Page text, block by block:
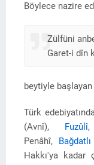
Böylece nazire
Zülfüni
Garet-i dîn
beytiyle
Türk
(Avnî), Fuzûlî,
Penâhî,
Hakkı'ya kadar